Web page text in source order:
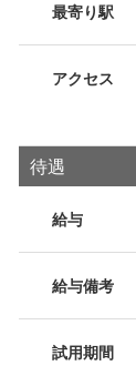
最寄り駅
アクセス
待遇
給与
給与備考
試用期間